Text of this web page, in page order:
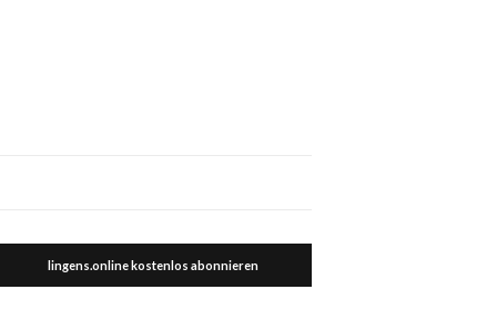
lingens.online kostenlos abonnieren